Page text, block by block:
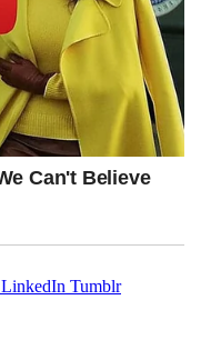
LinkedIn Tumblr